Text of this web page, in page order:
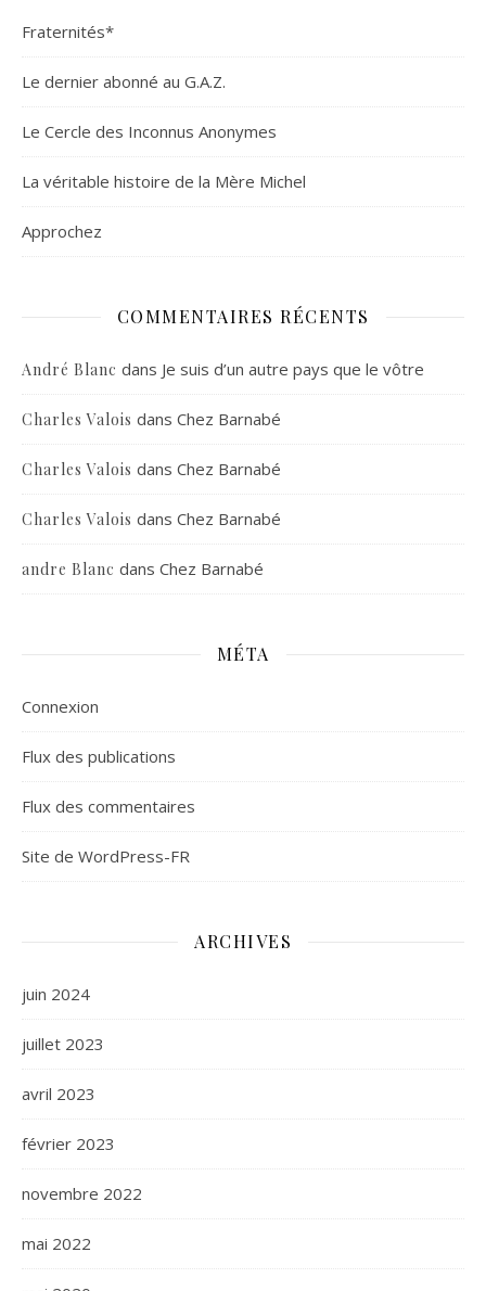
Fraternités*
Le dernier abonné au G.A.Z.
Le Cercle des Inconnus Anonymes
La véritable histoire de la Mère Michel
Approchez
COMMENTAIRES RÉCENTS
André Blanc dans Je suis d’un autre pays que le vôtre
Charles Valois dans Chez Barnabé
Charles Valois dans Chez Barnabé
Charles Valois dans Chez Barnabé
andre Blanc dans Chez Barnabé
MÉTA
Connexion
Flux des publications
Flux des commentaires
Site de WordPress-FR
ARCHIVES
juin 2024
juillet 2023
avril 2023
février 2023
novembre 2022
mai 2022